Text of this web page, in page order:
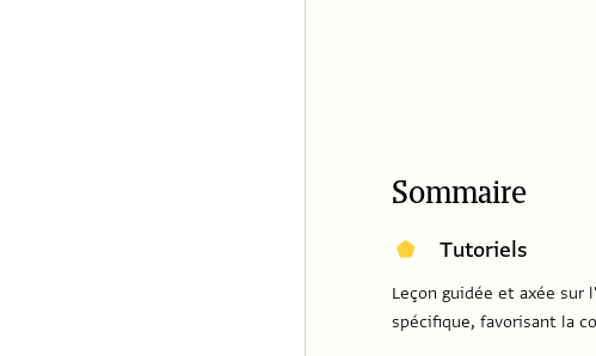
Sommaire
Tutoriels
Leçon guidée et axée sur
spécifique, favorisant la